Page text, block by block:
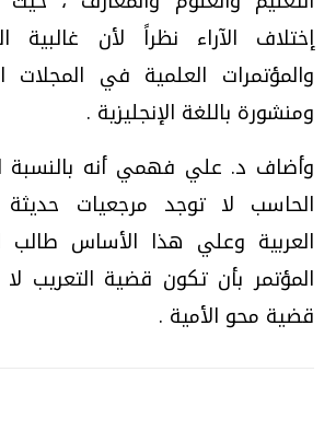
إختلاف الآراء نظراً لأن غالبية
والمؤتمرات العلمية في المجلات
ومنشورة باللغة الإنجليزية .
وأضاف د. علي فهمي أنه
الحاسب لا توجد مرجعيات حديثة
العربية وعلي هذا الأساس
المؤتمر بأن تكون قضية التعريب
قضية محو الأمية .